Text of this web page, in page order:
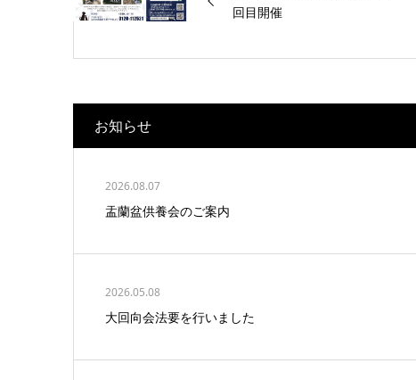
回目開催
お知らせ
2026.08.07
盂蘭盆供養会のご案内
2026.05.08
大回向会法要を行いました